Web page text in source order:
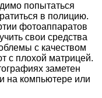
попытаться
в полицию.
фотоаппаратов
свои средства
с качеством
с плохой матрицей.
заметен
на компьютере или